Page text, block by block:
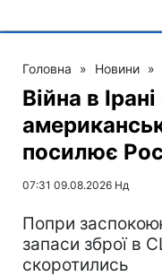
Головна » Новини »
Війна в
посилює
07:31 09.08.2026 Нд
Попри
запаси зброї в
скоротились